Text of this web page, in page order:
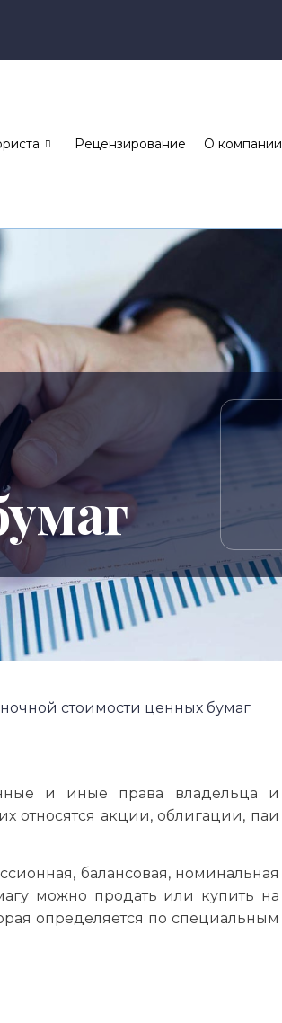
Рецензирование О компании
стоимости ценных бумаг
и иные права владельца и
относятся акции, облигации, паи
балансовая, номинальная
можно продать или купить на
определяется по специальным